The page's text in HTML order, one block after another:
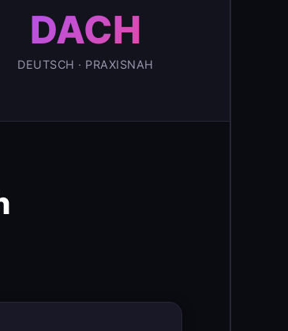
DACH
DEUTSCH · PRAXISNAH